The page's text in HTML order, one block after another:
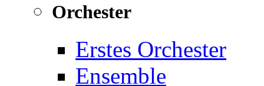
Orchester
Erstes Orchester
Ensemble